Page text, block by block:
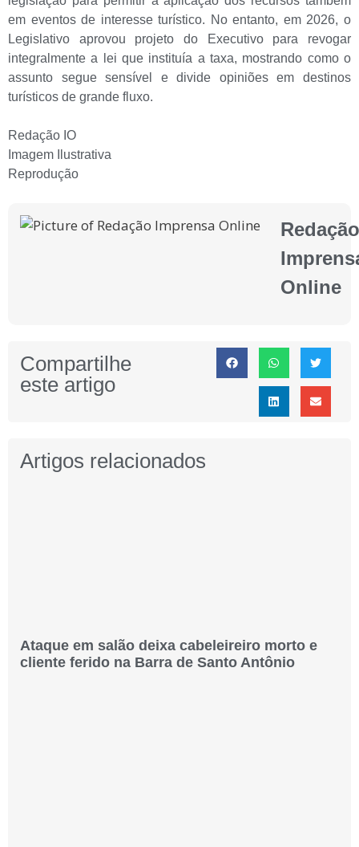
em eventos de interesse turístico. No entanto, em 2026, o
Legislativo aprovou projeto do Executivo para revogar
integralmente a lei que instituía a taxa, mostrando como o
assunto segue sensível e divide opiniões em destinos
turísticos de grande fluxo.
Redação IO
Imagem Ilustrativa
Reprodução
Redação
Online
Compartilhe
este artigo
Artigos relacionados
Ataque em salão deixa cabeleireiro morto e
cliente ferido na Barra de Santo Antônio